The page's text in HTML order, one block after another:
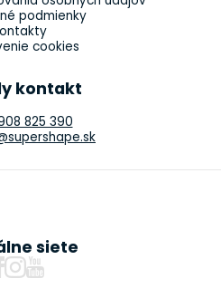
podmienky
cookies
kontakt
825 390
siete